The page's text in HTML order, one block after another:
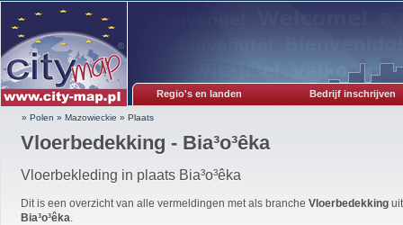
Regio's en landen Bedrijf inschrijven
» Polen » Mazowieckie » Plaats
Vloerbedekking - Bia³o³êka
Vloerbekleding in plaats Bia³o³êka
Dit is een overzicht van alle vermeldingen met als branche Vloerbedekking
Bia³o³êka.